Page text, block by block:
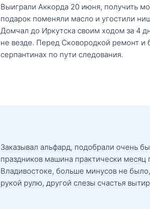
Выиграли Аккорда 20 июня, получить
подарок поменяли масло и угостили
Домчал до Иркутска своим ходом за 4
не везде. Перед Сковородкой ремонт и
серпантинах по пути следования.
Заказывал альфард, подобрали очень
праздников машина практически месяц
Владивостоке, больше минусов не
рукой рулю, другой слезы счастья